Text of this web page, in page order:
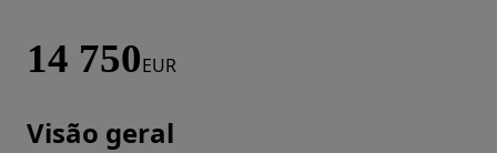
14 750EUR
Visão geral